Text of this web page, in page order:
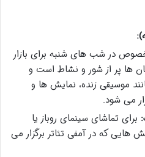
در شب های شنبه برای بازار
ها پر از شور و نشاط است و
موسیقی زنده، نمایش ها و
می شود.
برای تماشای سینمای روباز یا
که در آمفی تئاتر برگزار می